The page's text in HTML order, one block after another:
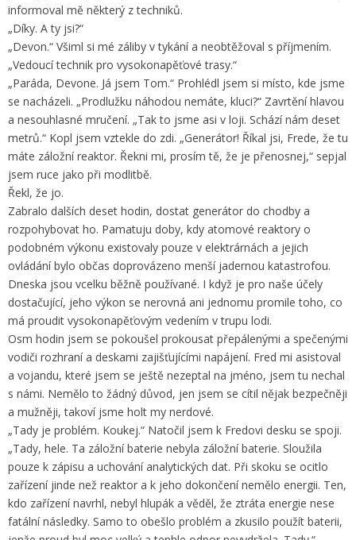
informoval mě některý z techniků.
„Díky. A ty jsi?“
„Devon.“ Všiml si mé záliby v tykání a neobtěžoval s příjmením.
„Vedoucí technik pro vysokonapěťové trasy.“
„Paráda, Devone. Já jsem Tom.“ Prohlédl jsem si místo, kde jsme
se nacházeli. „Prodlužku náhodou nemáte, kluci?“ Zavrtění hlavou
a nesouhlasné mručení. „Tak to jsme asi v loji. Schází nám deset
metrů.“ Kopl jsem vztekle do zdi. „Generátor! Říkal jsi, Frede, že tu
máte záložní reaktor. Řekni mi, prosím tě, že je přenosnej,“ sepjal
jsem ruce jako při modlitbě.
Řekl, že jo.
Zabralo dalších deset hodin, dostat generátor do chodby a
rozpohybovat ho. Pamatuju doby, kdy atomové reaktory o
podobném výkonu existovaly pouze v elektrárnách a jejich
ovládání bylo občas doprovázeno menší jadernou katastrofou.
Dneska jsou vcelku běžně používané. I když je pro naše účely
dostačující, jeho výkon se nerovná ani jednomu promile toho, co
má proudit vysokonapěťovým vedením v trupu lodi.
Osm hodin jsem se pokoušel prokousat přepálenými a spečenými
vodiči rozhraní a deskami zajišťujícími napájení. Fred mi asistoval
a vojandu, které jsem se ještě nezeptal na jméno, jsem tu nechal
s námi. Nemělo to žádný důvod, jen jsem se cítil nějak bezpečněji
a mužněji, takoví jsme holt my nerdové.
„Tady je problém. Koukej.“ Natočil jsem k Fredovi desku se spoji.
„Tady, hele. Ta záložní baterie nebyla záložní baterie. Sloužila
pouze k zápisu a uchování analytických dat. Při skoku se ocitlo
zařízení jinde než reaktor a k jeho dokončení nemělo energii. Ten,
kdo zařízení navrhl, nebyl hlupák a věděl, že ztráta energie nese
fatální následky. Samo to obešlo problém a zkusilo použít baterii,